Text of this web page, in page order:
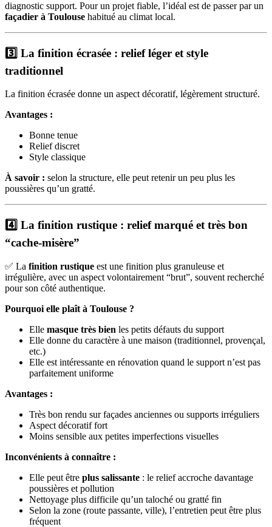
diagnostic support. Pour un projet fiable, l’idéal est de passer par un
façadier à Toulouse habitué au climat local.
3️⃣ La finition écrasée : relief léger et style
traditionnel
La finition écrasée donne un aspect décoratif, légèrement structuré.
Avantages :
Bonne tenue
Relief discret
Style classique
À savoir : selon la structure, elle peut retenir un peu plus les
poussières qu’un gratté.
4️⃣ La finition rustique : relief marqué et très bon
“cache-misère”
✅ La finition rustique est une finition plus granuleuse et
irrégulière, avec un aspect volontairement “brut”, souvent recherché
pour son côté authentique.
Pourquoi elle plaît à Toulouse ?
Elle masque très bien les petits défauts du support
Elle donne du caractère à une maison (traditionnel, provençal,
etc.)
Elle est intéressante en rénovation quand le support n’est pas
parfaitement uniforme
Avantages :
Très bon rendu sur façades anciennes ou supports irréguliers
Aspect décoratif fort
Moins sensible aux petites imperfections visuelles
Inconvénients à connaître :
Elle peut être plus salissante : le relief accroche davantage
poussières et pollution
Nettoyage plus difficile qu’un taloché ou gratté fin
Selon la zone (route passante, ville), l’entretien peut être plus
fréquent